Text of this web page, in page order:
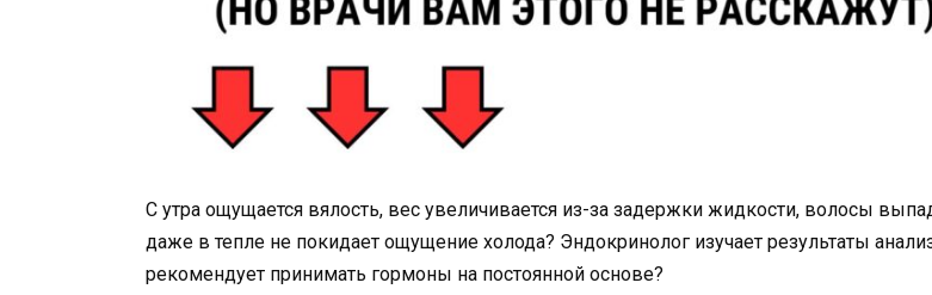
С утра ощущается вялость, вес увеличивается из-за задержки жидкости, волосы
даже в тепле не покидает ощущение холода? Эндокринолог изучает результаты
рекомендует принимать гормоны на постоянной основе?